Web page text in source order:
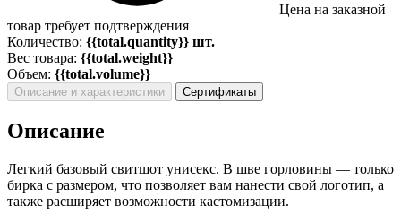
Цена на заказной
товар требует подтверждения
Количество: {{total.quantity}} шт.
Вес товара: {{total.weight}}
Объем: {{total.volume}}
Описание и характеристики Сертификаты
Описание
Легкий базовый свитшот унисекс. В шве горловины — только
бирка с размером, что позволяет вам нанести свой логотип, а
также расширяет возможности кастомизации.